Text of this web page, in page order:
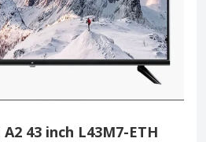
43 inch L43M7-ETH